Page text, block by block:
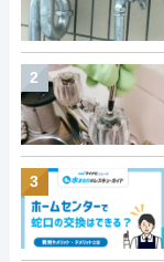
2
3